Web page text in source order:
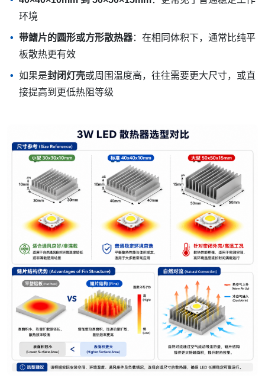
环境
带鳍片的圆形或方形散热器：在相同体积下，通常比纯平
板散热更有效
如果是封闭灯壳或周围温度高，往往需要更大尺寸，或直
接提高到更低热阻等级